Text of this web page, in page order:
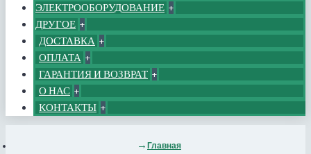
ЭЛЕКТРООБОРУДОВАНИЕ +
ДРУГОЕ +
ДОСТАВКА +
ОПЛАТА +
ГАРАНТИЯ И ВОЗВРАТ +
О НАС +
КОНТАКТЫ +
Главная